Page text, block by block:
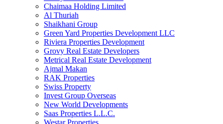
Chaimaa Holding Limited
Al Thuriah
Shaikhani Group
Green Yard Properties Development LLC
Riviera Properties Development
Grovy Real Estate Developers
Metrical Real Estate Development
Ajmal Makan
RAK Properties
Swiss Property
Invest Group Overseas
New World Developments
Saas Properties L.L.C.
Westar Properties